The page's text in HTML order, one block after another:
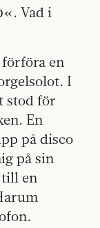
«. Vad i
en
I
stod för
En
på disco
på sin
till en